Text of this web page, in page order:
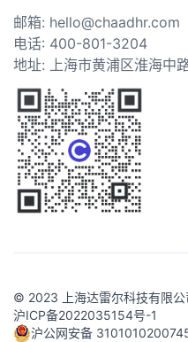
邮箱: hello@chaadhr.com
电话: 400-801-3204
地址: 上海市黄浦区淮海中
© 2023 上海达雷尔科技有限公
沪ICP备2022035154号-1
沪公网安备